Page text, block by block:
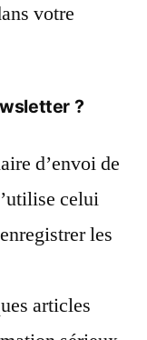
votre
?
d’envoi de
celui
les
articles